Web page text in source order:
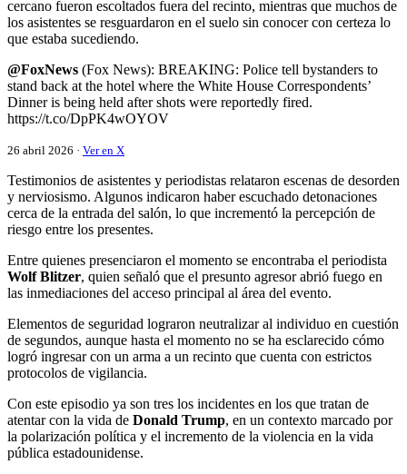
cercano fueron escoltados fuera del recinto, mientras que muchos de
los asistentes se resguardaron en el suelo sin conocer con certeza lo
que estaba sucediendo.
@FoxNews (Fox News): BREAKING: Police tell bystanders to
stand back at the hotel where the White House Correspondents’
Dinner is being held after shots were reportedly fired.
https://t.co/DpPK4wOYOV
26 abril 2026 · Ver en X
Testimonios de asistentes y periodistas relataron escenas de desorden
y nerviosismo. Algunos indicaron haber escuchado detonaciones
cerca de la entrada del salón, lo que incrementó la percepción de
riesgo entre los presentes.
Entre quienes presenciaron el momento se encontraba el periodista
Wolf Blitzer, quien señaló que el presunto agresor abrió fuego en
las inmediaciones del acceso principal al área del evento.
Elementos de seguridad lograron neutralizar al individuo en cuestión
de segundos, aunque hasta el momento no se ha esclarecido cómo
logró ingresar con un arma a un recinto que cuenta con estrictos
protocolos de vigilancia.
Con este episodio ya son tres los incidentes en los que tratan de
atentar con la vida de Donald Trump, en un contexto marcado por
la polarización política y el incremento de la violencia en la vida
pública estadounidense.